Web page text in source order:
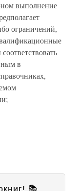
выполнение
ограничений,
в
📚